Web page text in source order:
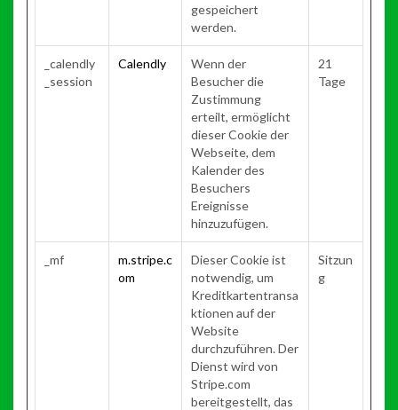
gespeichert
werden.
_calendly
_session
Calendly
Wenn der
Besucher die
Zustimmung
erteilt, ermöglicht
dieser Cookie der
Webseite, dem
Kalender des
Besuchers
Ereignisse
hinzuzufügen.
21
Tage
_mf
m.stripe.c
om
Dieser Cookie ist
notwendig, um
Kreditkartentransa
ktionen auf der
Website
durchzuführen. Der
Dienst wird von
Stripe.com
bereitgestellt, das
Sitzun
g